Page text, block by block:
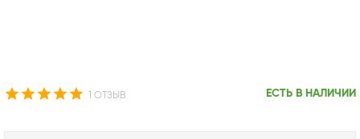
1 ОТЗЫВ ЕСТЬ В НАЛИЧИИ